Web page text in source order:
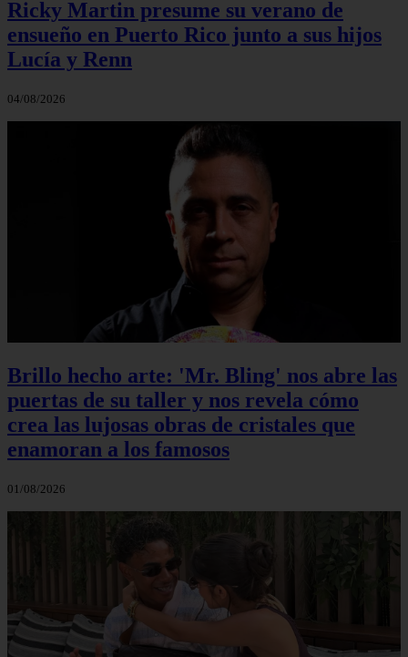
Ricky Martin presume su verano de
ensueño en Puerto Rico junto a sus hijos
Lucía y Renn
04/08/2026
Brillo hecho arte: 'Mr. Bling' nos abre las
puertas de su taller y nos revela cómo
crea las lujosas obras de cristales que
enamoran a los famosos
01/08/2026